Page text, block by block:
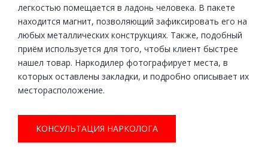
легкостью помещается в ладонь человека. В пакете
находится магнит, позволяющий зафиксировать его на
любых металлических конструкциях. Также, подобный
приём используется для того, чтобы клиент быстрее
нашел товар. Наркодилер фотографирует места, в
которых оставлены закладки, и подробно описывает их
месторасположение.
КОНСУЛЬТАЦИЯ НАРКОЛОГА